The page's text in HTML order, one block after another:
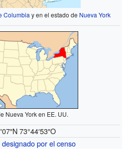
Columbia y en el estado de Nueva York
Nueva York en EE. UU.
73°44′53″O
designado por el censo